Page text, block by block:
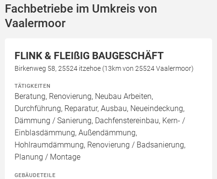
Fachbetriebe im Umkreis von
Vaalermoor
FLINK & FLEIßIG BAUGESCHÄFT
Birkenweg 58, 25524 itzehoe (13km von 25524 Vaalermoor)
TÄTIGKEITEN
Beratung, Renovierung, Neubau Arbeiten,
Durchführung, Reparatur, Ausbau, Neueindeckung,
Dämmung / Sanierung, Dachfenstereinbau, Kern- /
Einblasdämmung, Außendämmung,
Hohlraumdämmung, Renovierung / Badsanierung,
Planung / Montage
GEBÄUDETEILE